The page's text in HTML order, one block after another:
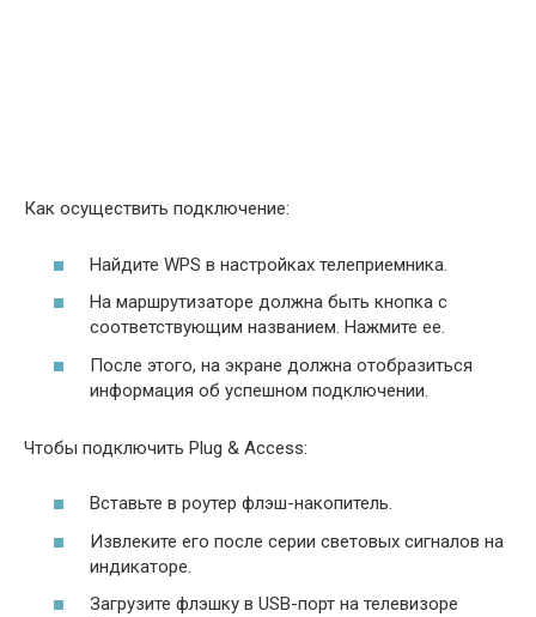
Как осуществить подключение:
Найдите WPS в настройках телеприемника.
На маршрутизаторе должна быть кнопка с
соответствующим названием. Нажмите ее.
После этого, на экране должна отобразиться
информация об успешном подключении.
Чтобы подключить Plug & Access:
Вставьте в роутер флэш-накопитель.
Извлеките его после серии световых сигналов на
индикаторе.
Загрузите флэшку в USB-порт на телевизоре